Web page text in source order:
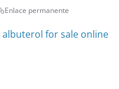
Enlace permanente
albuterol for sale online